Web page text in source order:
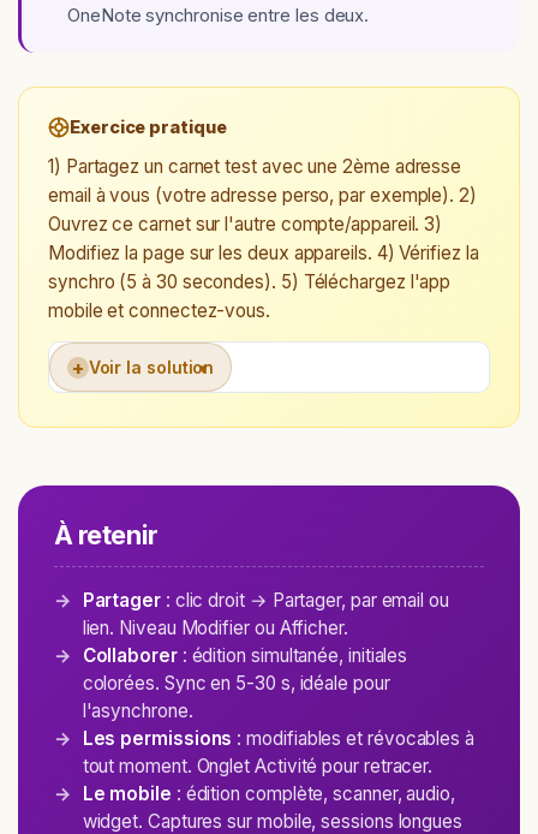
OneNote synchronise entre les deux.
Exercice pratique
1) Partagez un carnet test avec une 2ème adresse
email à vous (votre adresse perso, par exemple). 2)
Ouvrez ce carnet sur l'autre compte/appareil. 3)
Modifiez la page sur les deux appareils. 4) Vérifiez la
synchro (5 à 30 secondes). 5) Téléchargez l'app
mobile et connectez-vous.
+ Voir la solution
À retenir
Partager: clic droit → Partager, par email ou
lien. Niveau Modifier ou Afficher.
Collaborer: édition simultanée, initiales
colorées. Sync en 5-30 s, idéale pour
l'asynchrone.
Les permissions : modifiables et révocables à
tout moment. Onglet Activité pour retracer.
Le mobile : édition complète, scanner, audio,
widget. Captures sur mobile, sessions longues